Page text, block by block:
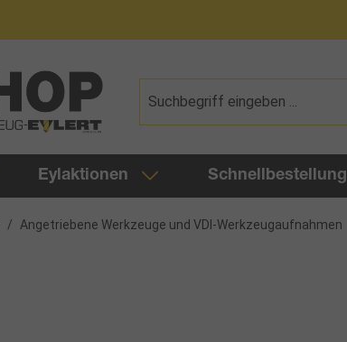
Eylaktionen Schnellbestellung
/ Angetriebene Werkzeuge und VDI-Werkzeugaufnahmen